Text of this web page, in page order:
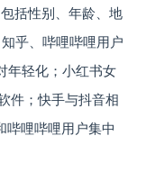
括性别、年龄、地
乎、哔哩哔哩用户
轻化； 小红书女
件 ；快手与抖音相
哔哩哔哩用户集中